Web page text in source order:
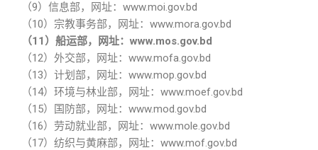
（9）信息部，网址： www.moi.gov.bd
（10）宗教事务部，网址： www.mora.gov.bd
（11 ）船运部，网址： www.mos.gov.bd
（12）外交部，网址： www.mofa.gov.bd
（13）计划部，网址： www.mop.gov.bd
（14）环境与林业部，网址： www.moef.gov.bd
（15）国防部，网址： www.mod.gov.bd
（16）劳动就业部，网址： www.mole.gov.bd
（17）纺织与黄麻部，网址： www.mof.gov.bd